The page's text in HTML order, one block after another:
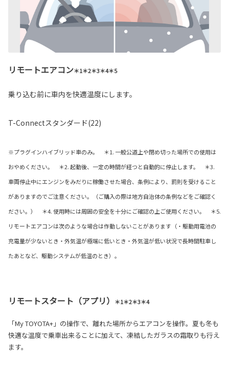
リモートエアコン＊1＊2＊3＊4＊5
乗り込む前に車内を快適温度にします。
T-Connectスタンダード(22)
※プラグインハイブリッド車のみ。 ＊1. 一般公道上や閉め切った場所での使用は
おやめください。 ＊2. 起動後、一定の時間が経つと自動的に停止します。 ＊3.
車両停止中にエンジンをみだりに稼働させた場合、条例により、罰則を受けること
がありますのでご注意ください。（ご購入の際は地方自治体の条例などをご確認く
ださい。） ＊4. 使用時には周囲の安全を十分にご確認の上ご使用ください。 ＊5.
リモートエアコンは次のような場合は作動しないことがあります（・駆動用電池の
充電量が少ないとき・外気温が極端に低いとき・外気温が低い状況で長時間駐車し
たあとなど、駆動システムが低温のとき）。
リモートスタート（アプリ） ＊1＊2＊3＊4
「My TOYOTA+」の操作で、離れた場所からエアコンを操作。夏も冬も
快適な温度で乗車出来ることに加えて、凍結したガラスの霜取りも行え
ます。